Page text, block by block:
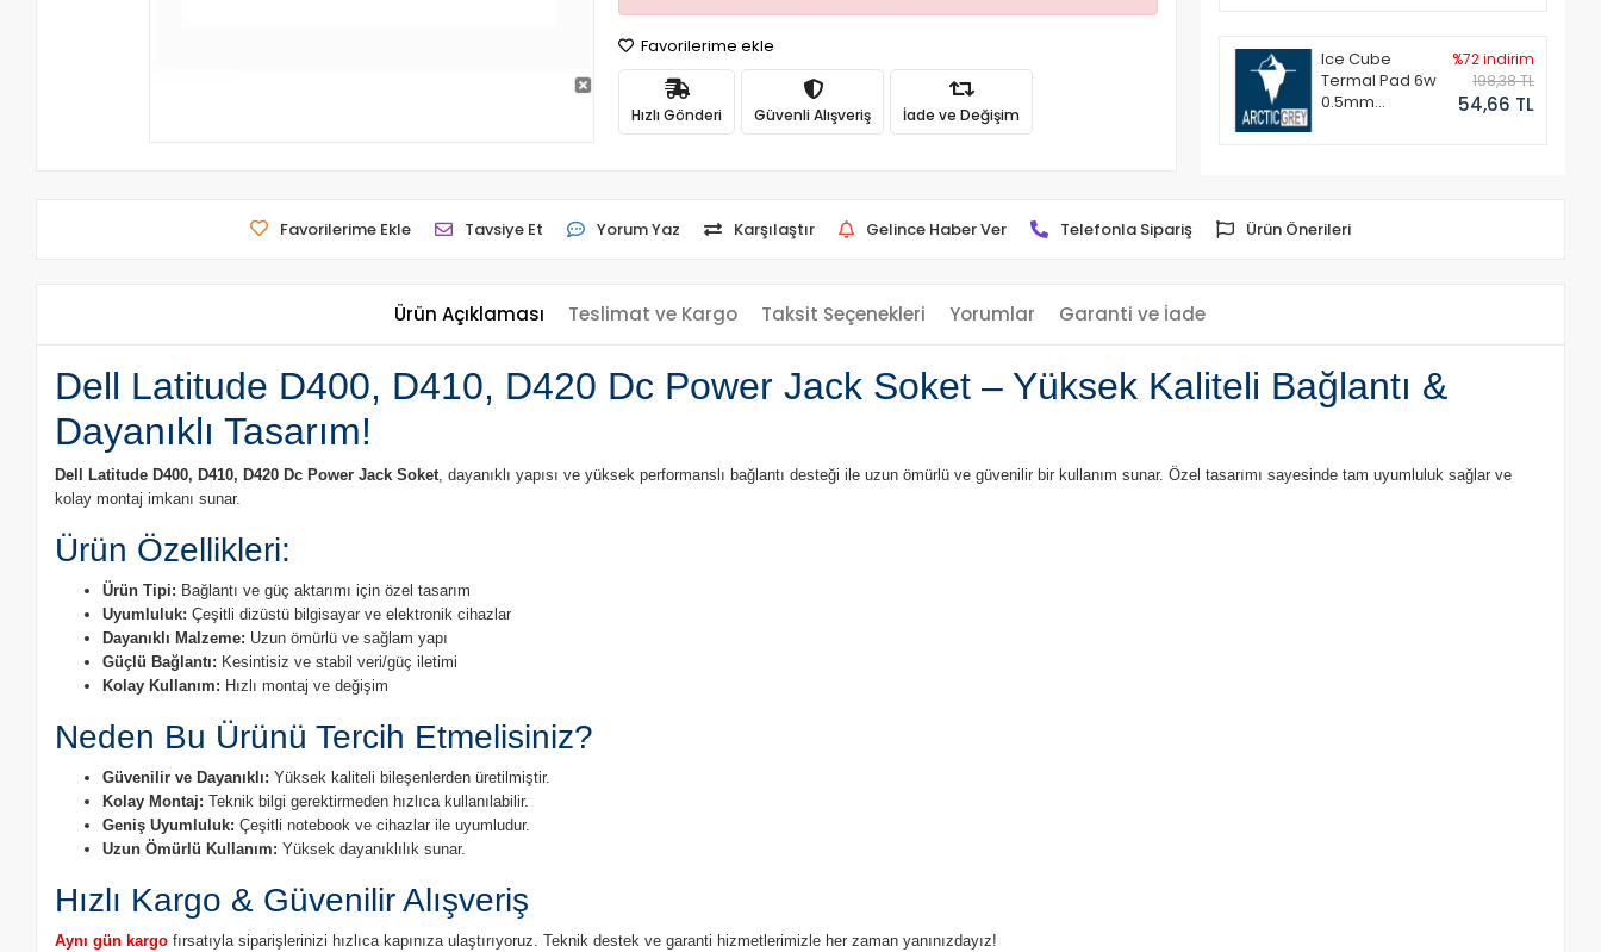
Favorilerime ekle
Hızlı Gönderi Güvenli Alışveriş İade ve Değişim
Ice Cube
Termal Pad 6w
0.5mm
%72 indirim
198,38 TL
54,66 TL
Favorilerime Ekle Tavsiye Et Yorum Yaz Karşılaştır Gelince Haber Ver Telefonla Sipariş Ürün Önerileri
Ürün Açıklaması Teslimat ve Kargo Taksit Seçenekleri Yorumlar Garanti ve İade
Dell Latitude D400, D410, D420 Dc Power Jack Soket – Yüksek Kaliteli Bağlantı &
Dayanıklı Tasarım!
Dell Latitude D400, D410, D420 Dc Power Jack Soket, dayanıklı yapısı ve yüksek performanslı bağlantı desteği ile uzun ömürlü ve güvenilir bir kullanım sunar. Özel tasarımı sayesinde tam uyumluluk sağlar ve
kolay montaj imkanı sunar.
Ürün Özellikleri:
Ürün Tipi: Bağlantı ve güç aktarımı için özel tasarım
Uyumluluk: Çeşitli dizüstü bilgisayar ve elektronik cihazlar
Dayanıklı Malzeme: Uzun ömürlü ve sağlam yapı
Güçlü Bağlantı: Kesintisiz ve stabil veri/güç iletimi
Kolay Kullanım: Hızlı montaj ve değişim
Neden Bu Ürünü Tercih Etmelisiniz?
Güvenilir ve Dayanıklı: Yüksek kaliteli bileşenlerden üretilmiştir.
Kolay Montaj: Teknik bilgi gerektirmeden hızlıca kullanılabilir.
Geniş Uyumluluk: Çeşitli notebook ve cihazlar ile uyumludur.
Uzun Ömürlü Kullanım: Yüksek dayanıklılık sunar.
Hızlı Kargo & Güvenilir Alışveriş
Aynı gün kargo fırsatıyla siparişlerinizi hızlıca kapınıza ulaştırıyoruz. Teknik destek ve garanti hizmetlerimizle her zaman yanınızdayız!